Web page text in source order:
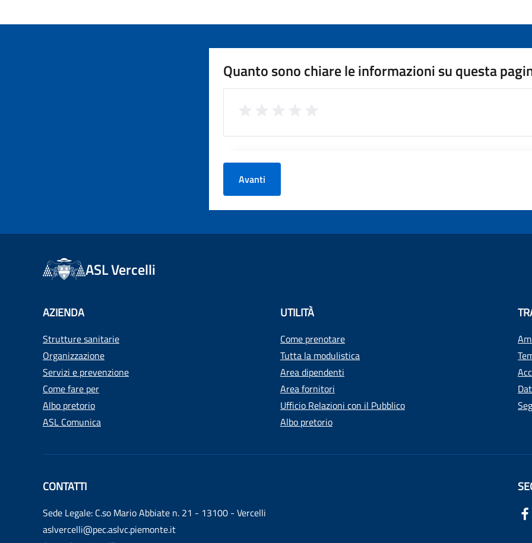
Quanto sono chiare le informazioni su questa
Avanti
ASL Vercelli
AZIENDA
Strutture sanitarie
Organizzazione
Servizi e prevenzione
Come fare per
Albo pretorio
ASL Comunica
UTILITÀ
Come prenotare
Tutta la modulistica
Area dipendenti
Area fornitori
Ufficio Relazioni con il Pubblico
Albo pretorio
CONTATTI
Sede Legale: C.so Mario Abbiate n. 21 - 13100 - Vercelli
aslvercelli@pec.aslvc.piemonte.it